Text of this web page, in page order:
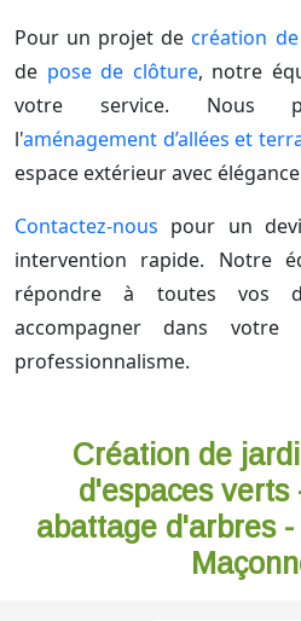
Pour un projet decréation
de pose de clôture, notre
votre service. Nous
l'aménagement d’allées et
espace extérieur avec
Contactez-nous pour un
intervention rapide. Notre
répondre à toutes vos
accompagner dans votre
professionnalisme.
Création de
d'espaces verts
abattage d'arbres